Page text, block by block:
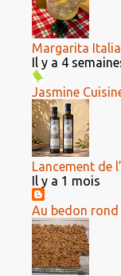
Margarita
Il y a 4
Jasmine
Lancement de
Il y a 1 mois
Au bedon rond